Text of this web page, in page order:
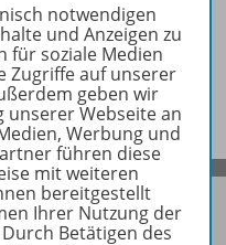
notwendigen
und Anzeigen zu
für soziale Medien
Zugriffe auf unserer
geben wir
unserer Webseite an
Werbung und
führen diese
mit weiteren
bereitgestellt
Ihrer Nutzung der
Betätigen des